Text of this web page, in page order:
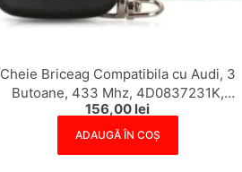
Cheie Briceag Compatibila cu Audi, 3
Butoane, 433 Mhz, 4D0837231K,
Aftermarket
156,00 lei
ADAUGĂ ÎN COȘ